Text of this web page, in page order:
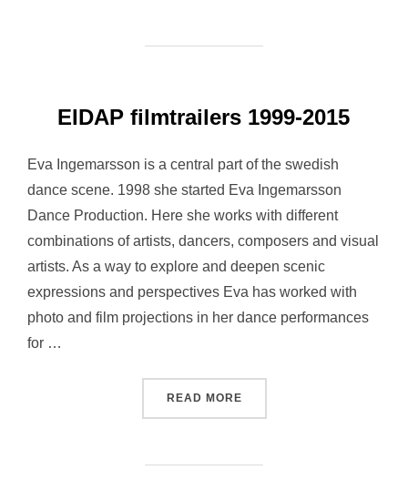
EIDAP filmtrailers 1999-2015
Eva Ingemarsson is a central part of the swedish
dance scene. 1998 she started Eva Ingemarsson
Dance Production. Here she works with different
combinations of artists, dancers, composers and visual
artists. As a way to explore and deepen scenic
expressions and perspectives Eva has worked with
photo and film projections in her dance performances
for …
READ MORE“EIDAP FILMTRAILERS